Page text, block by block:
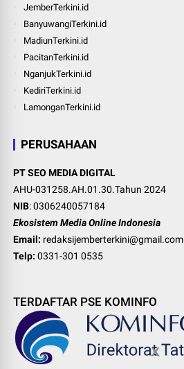
JemberTerkini.id
BanyuwangiTerkini.id
MadiunTerkini.id
PacitanTerkini.id
NganjukTerkini.id
KediriTerkini.id
LamonganTerkini.id
PERUSAHAAN
PT SEO MEDIA DIGITAL
AHU-031258.AH.01.30.Tahun 2024
NIB: 0306240057184
Ekosistem Media Online Indonesia
Email: redaksijemberterkini@gmail.com
Telp: 0331-301 0535
TERDAFTAR PSE KOMINFO